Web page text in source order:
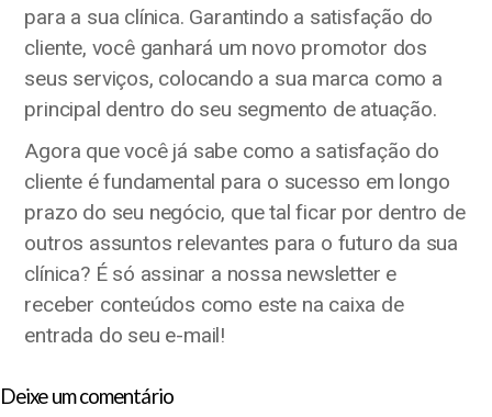
para a sua clínica. Garantindo a satisfação do
cliente, você ganhará um novo promotor dos
seus serviços, colocando a sua marca como a
principal dentro do seu segmento de atuação.
Agora que você já sabe como a satisfação do
cliente é fundamental para o sucesso em longo
prazo do seu negócio, que tal ficar por dentro de
outros assuntos relevantes para o futuro da sua
clínica? É só assinar a nossa newsletter e
receber conteúdos como este na caixa de
entrada do seu e-mail!
Deixe um comentário